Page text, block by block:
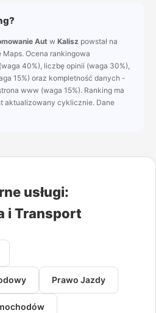
Aut w Kalisz powstał na
Ocena rankingowa
40%), liczbę opinii (waga 30%),
15%) oraz kompletność danych -
www (waga 15%). Ranking ma
aktualizowany cyklicznie. Dane
usługi:
i Transport
Prawo Jazdy